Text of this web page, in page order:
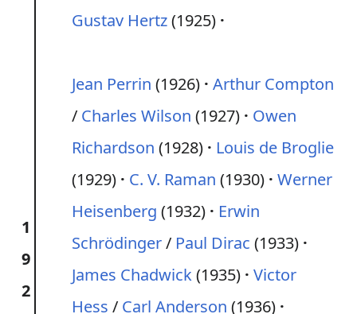
Gustav Hertz(1925)
1
9
2
Jean Perrin (1926) Arthur Compton
/ Charles Wilson (1927)
Owen
Richardson (1928)
Louis de Broglie
(1929)
C. V. Raman (1930) Werner
Heisenberg (1932)
Erwin
Schrödinger/ Paul Dirac (1933)
James Chadwick(1935) Victor
Hess / Carl Anderson (1936)